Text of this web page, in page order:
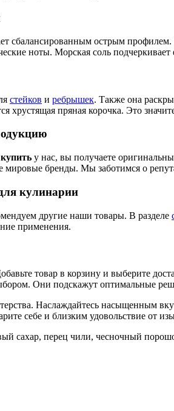
сбалансированным острым
ноты. Морская соль подчеркивает
стейков и ребрышек. Также она
хрустящая пряная корочка. Это
у нас, вы получаете
бренды. Мы заботимся о
кулинарии
другие наши товары. В разделе
применения.
товар в корзину и выберите
Они подскажут оптимальные
Наслаждайтесь насыщенным
себе и близким удовольствие от
сахар, перец чили, чесночный